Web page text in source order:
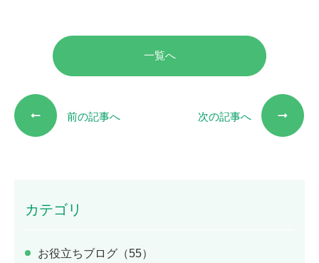
前の記事へ
一覧へ
次の記事へ
カテゴリ
お役立ちブログ（55）